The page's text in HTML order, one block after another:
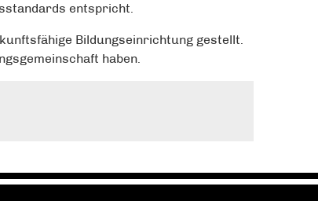
entspricht.
Bildungseinrichtung gestellt.
haben.